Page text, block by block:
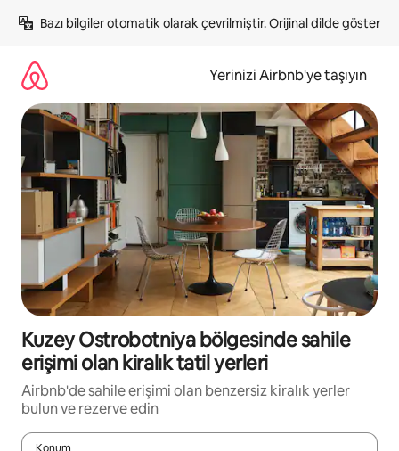
atla
Bazı bilgiler otomatik olarak çevrilmiştir. Orijinal dilde göster
Yerinizi Airbnb'ye taşıyın
Kuzey Ostrobotniya bölgesinde sahile
erişimi olan kiralık tatil yerleri
Airbnb'de sahile erişimi olan benzersiz kiralık yerler
bulun ve rezerve edin